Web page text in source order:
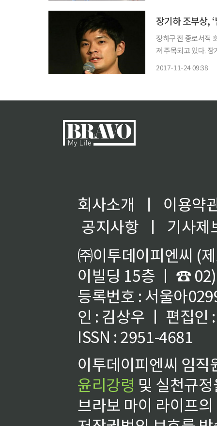
장기하 조부상,
장하구 전 종로서적
져 주목되고 있다. 장기하의 조부인 장하구 전 종로서적 회장은 23일 경기 용인시 자택에서 노
2017-11-24 09:38
회사소개 ㅣ
이용약
공지사항
ㅣ
기사제
㈜이투데이피엔씨 (
이빌딩 15층 ㅣ ☎
등록번호 : 서울아
인 : 김상우 ㅣ 편집인
ISSN : 2951-4681
이투데이피엔씨 임
윤리강령 및 실천규
브라보 마이 라이프